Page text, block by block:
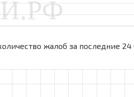
жалоб за последние 24